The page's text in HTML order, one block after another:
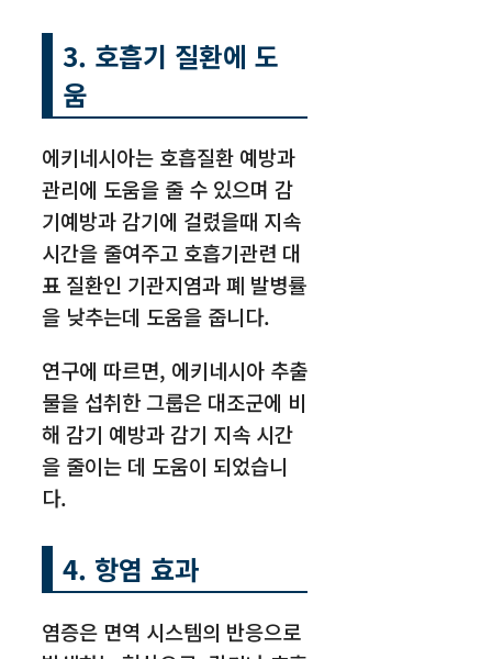
3. 호흡기 질환에 도
움
에키네시아는 호흡질환 예방과
관리에 도움을 줄 수 있으며 감
기예방과 감기에 걸렸을때 지속
시간을 줄여주고 호흡기관련 대
표 질환인 기관지염과 폐 발병률
을 낮추는데 도움을 줍니다.
연구에 따르면, 에키네시아 추출
물을 섭취한 그룹은 대조군에 비
해 감기 예방과 감기 지속 시간
을 줄이는 데 도움이 되었습니
다.
4. 항염 효과
염증은 면역 시스템의 반응으로